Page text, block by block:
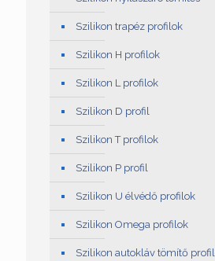
Szilikon trapéz profilok
Szilikon H profilok
Szilikon L profilok
Szilikon D profil
Szilikon T profilok
Szilikon P profil
Szilikon U élvédő profilok
Szilikon Omega profilok
Szilikon autokláv tömítő